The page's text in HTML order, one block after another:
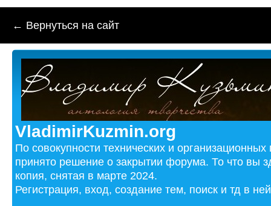
← Вернуться на сайт
VladimirKuzmin.org
По совокупности технических и
принято решение о закрытии форума. То что вы
копия, снятая в марте 2024.
Регистрация, вход, создание тем, поиск и тд в